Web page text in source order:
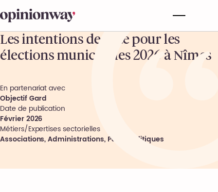
Les intentions de vote pour les
élections municipales 2026 à Nîmes
En partenariat avec
Objectif Gard
Date de publication
Février 2026
Métiers/Expertises sectorielles
Associations, Administrations, Partis Politiques